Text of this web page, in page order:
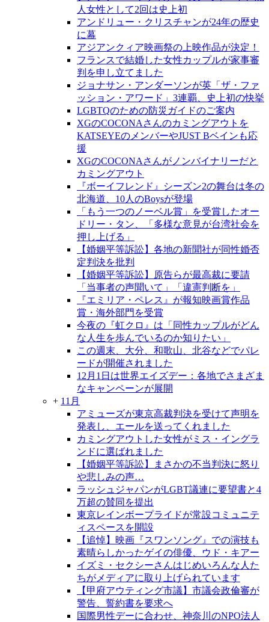
人女性として2回は史上初
アンドリュー・クリスチャンが24年の歴史
に幕
アジアンクィア映画祭の上映作品が決定！
フランスで結婚した女性カップルが家事審
判を申し立てました
ジョナサン・アンダーソンが英「ザ・ファ
ッション・アワード」3連覇、史上初の快挙
LGBTQのための防災ガイドのご案内
XGのCOCONAさんのカミングアウトを
KATSEYEのメンバーやJUST Bベインも応
援
XGのCOCONAさんがノンバイナリーだと
カミングアウト
『ボーイフレンド』シーズン2の舞台は冬の
北海道、10人のBoysが登場
「もう一つのノーベル賞」を受賞したオー
ドリー・タン、「多様な意見が台湾社会を
押し上げる」
【婚姻平等訴訟】各地の新聞社が同性婚否
定判決を批判
【婚姻平等訴訟】原告らが最高裁に要請
「当事者の声聞いて」「違憲判断を」
『エミリア・ペレス』が報知映画賞作品
賞・海外部門を受賞
今夜の『虹クロ』は「同性カップルがどん
な人生を歩んでいるのか知りたい」
この週末、大分、和歌山、北谷などでパレ
ードが開催されました
12月1日は世界エイズデー：各地でさまざま
なキャンペーンが展開
+ 11月
アミューズが東京高裁判決を受けて声明を
発表し、エールを送ってくれました
カミングアウトした女性がミス・イングラ
ンドに選ばれました
【婚姻平等訴訟】まさかの不当判決に怒り
や悲しみの声…
ラッシュジャパンがLGBT議連に要望書と4
万超の賛同を提出
東京レインボープライドが常設コミュニテ
ィスペースを開設
【追悼】映画『スワンソング』での演技も
素晴らしかったゲイの俳優、ウド・キアー
イズミ・セクシーさんはじめいろんな人た
ちがメディアに取り上げられています
【甲府アウティング市議】市議会政倫審が
警告、誓約書を要求へ
国際男性デーに合わせ、神奈川のNPO法人